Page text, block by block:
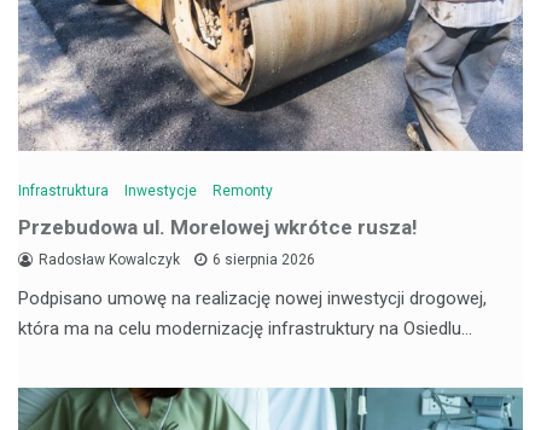
Infrastruktura Inwestycje Remonty
Przebudowa ul. Morelowej wkrótce rusza!
Radosław Kowalczyk 6 sierpnia 2026
Podpisano umowę na realizację nowej inwestycji drogowej,
która ma na celu modernizację infrastruktury na Osiedlu…